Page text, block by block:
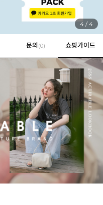
4 /4
문의 (0) 쇼핑가이드